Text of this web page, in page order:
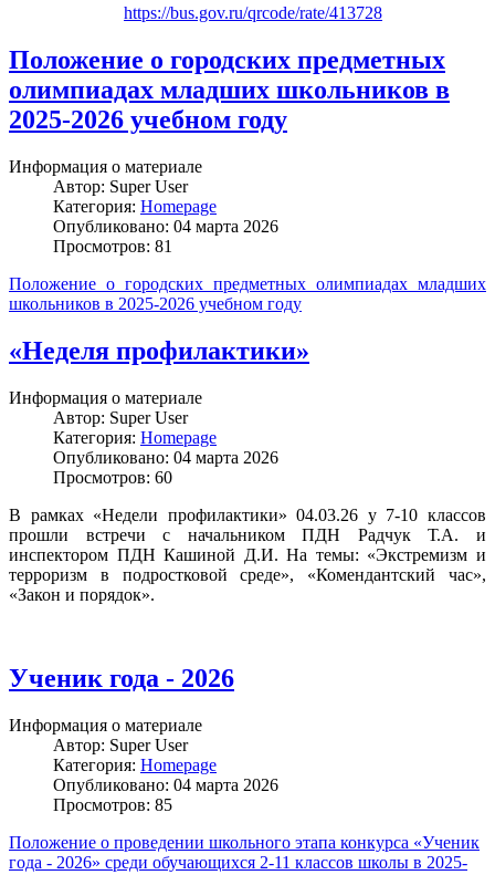
https://bus.gov.ru/qrcode/rate/413728
Положение о городских предметных
олимпиадах младших школьников в
2025-2026 учебном году
Информация о материале
Автор: Super User
Категория: Homepage
Опубликовано: 04 марта 2026
Просмотров: 81
Положение о городских предметных олимпиадах младших
школьников в 2025-2026 учебном году
«Неделя профилактики»
Информация о материале
Автор: Super User
Категория: Homepage
Опубликовано: 04 марта 2026
Просмотров: 60
В рамках «Недели профилактики» 04.03.26 у 7-10 классов
прошли встречи с начальником ПДН Радчук Т.А. и
инспектором ПДН Кашиной Д.И. На темы: «Экстремизм и
терроризм в подростковой среде», «Комендантский час»,
«Закон и порядок».
Ученик года - 2026
Информация о материале
Автор: Super User
Категория: Homepage
Опубликовано: 04 марта 2026
Просмотров: 85
Положение о проведении школьного этапа конкурса «Ученик
года - 2026» среди обучающихся 2-11 классов школы в 2025-